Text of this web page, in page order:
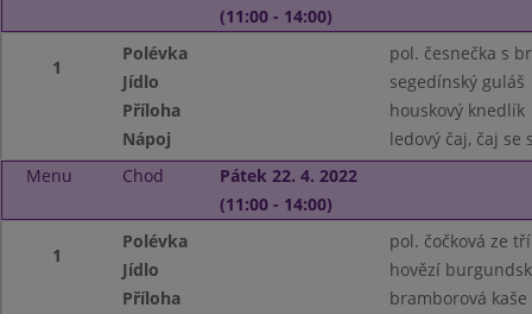
(11:00 - 14:00)
1
Polévka
pol. česnečka s
Jídlo
segedínský guláš
Příloha
houskový knedlík
Nápoj
ledový čaj, čaj se
Menu
Chod
Pátek 22. 4. 2022
(11:00 - 14:00)
1
Polévka
pol. čočková ze
Jídlo
hovězí
Příloha
bramborová kaše